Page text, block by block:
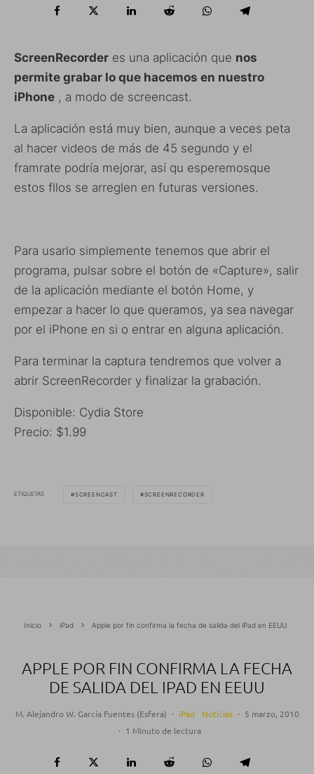
ScreenRecorder es una aplicación que nos
permite grabar lo que hacemos en nuestro
iPhone , a modo de screencast.
La aplicación está muy bien, aunque a veces peta
al hacer videos de más de 45 segundo y el
framrate podría mejorar, así qu esperemosque
estos fllos se arreglen en futuras versiones.
Para usarlo simplemente tenemos que abrir el
programa, pulsar sobre el botón de «Capture», salir
de la aplicación mediante el botón Home, y
empezar a hacer lo que queramos, ya sea navegar
por el iPhone en si o entrar en alguna aplicación.
Para terminar la captura tendremos que volver a
abrir ScreenRecorder y finalizar la grabación.
Disponible: Cydia Store
Precio: $1.99
ETIQUETAS SCREENCAST SCREENRECORDER
Inicio iPad Apple por fin confirma la fecha de salida del iPad en EEUU
APPLE POR FIN CONFIRMA LA FECHA
DE SALIDA DEL IPAD EN EEUU
M. Alejandro W. García Fuentes (Esfera) · iPad Noticias · 5 marzo, 2010
· 1 Minuto de lectura